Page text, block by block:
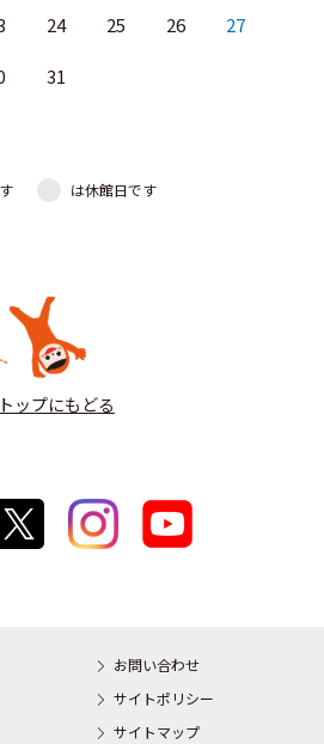
24 25 26 27
31
は休館日です
トップにもどる
お問い合わせ
サイトポリシー
サイトマップ